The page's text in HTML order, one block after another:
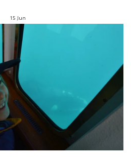
15 Jun